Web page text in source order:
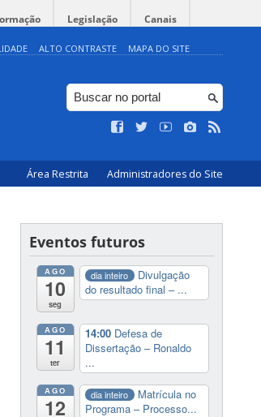
Legislação Canais
ALTO CONTRASTE MAPA DO SITE
Área Restrita Administradores do Site
Eventos futuros
AGO
10
seg
dia inteiro
Divulgação
do resultado final – ...
AGO
11
ter
14:00 Defesa de
Dissertação – Ronaldo
...
AGO
12
dia inteiro
Matrícula no
Programa – Processo...